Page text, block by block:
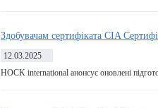
Здобувачам сертифіката CIA
12.03.2025
HOCK international анонсує оновлені